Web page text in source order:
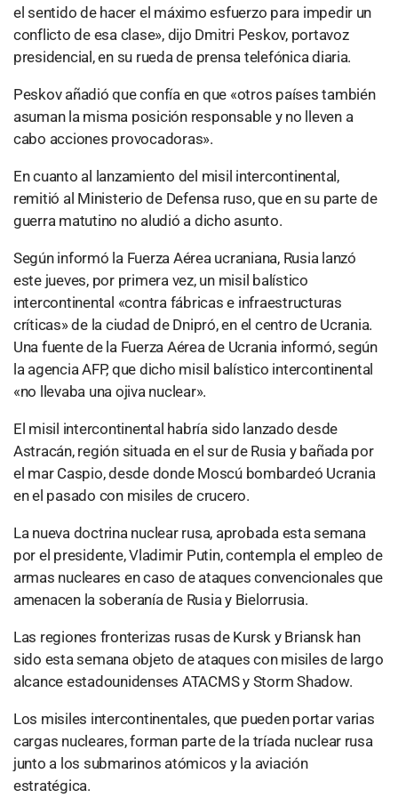
el sentido de hacer el máximo esfuerzo para impedir un
conflicto de esa clase», dijo Dmitri Peskov, portavoz
presidencial, en su rueda de prensa telefónica diaria.
Peskov añadió que confía en que «otros países también
asuman la misma posición responsable y no lleven a
cabo acciones provocadoras».
En cuanto al lanzamiento del misil intercontinental,
remitió al Ministerio de Defensa ruso, que en su parte de
guerra matutino no aludió a dicho asunto.
Según informó la Fuerza Aérea ucraniana, Rusia lanzó
este jueves, por primera vez, un misil balístico
intercontinental «contra fábricas e infraestructuras
críticas» de la ciudad de Dnipró, en el centro de Ucrania.
Una fuente de la Fuerza Aérea de Ucrania informó, según
la agencia AFP, que dicho misil balístico intercontinental
«no llevaba una ojiva nuclear».
El misil intercontinental habría sido lanzado desde
Astracán, región situada en el sur de Rusia y bañada por
el mar Caspio, desde donde Moscú bombardeó Ucrania
en el pasado con misiles de crucero.
La nueva doctrina nuclear rusa, aprobada esta semana
por el presidente, Vladimir Putin, contempla el empleo de
armas nucleares en caso de ataques convencionales que
amenacen la soberanía de Rusia y Bielorrusia.
Las regiones fronterizas rusas de Kursk y Briansk han
sido esta semana objeto de ataques con misiles de largo
alcance estadounidenses ATACMS y Storm Shadow.
Los misiles intercontinentales, que pueden portar varias
cargas nucleares, forman parte de la tríada nuclear rusa
junto a los submarinos atómicos y la aviación
estratégica.